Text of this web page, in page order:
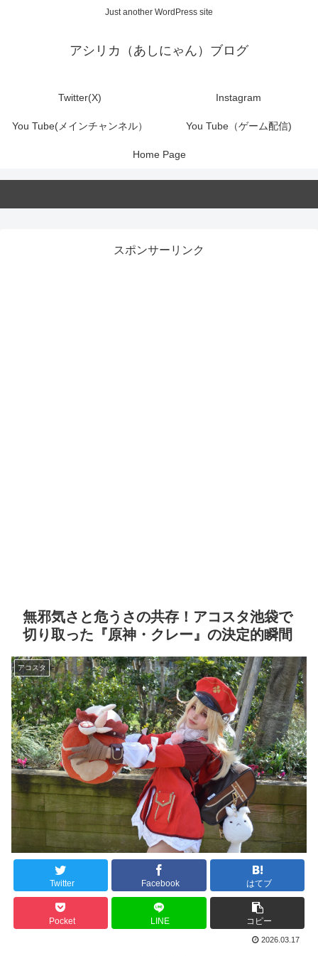
Just another WordPress site
アシリカ（あしにゃん）ブログ
Twitter(X) Instagram
You Tube(メインチャンネル） You Tube（ゲーム配信)
Home Page
スポンサーリンク
無邪気さと危うさの共存！アコスタ池袋で
切り取った『原神・クレー』の決定的瞬間
アコスタ
Twitter Facebook はてブ
Pocket LINE コピー
2026.03.17